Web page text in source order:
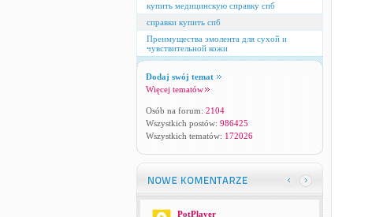
купить медицинскую справку спб
справки купить спб
Преимущества эмолента для сухой и
чувствительной кожи
Dodaj swój temat
Więcej tematów
Osób na forum: 2104
Wszystkich postów: 986425
Wszystkich tematów: 172026
PotPlayer